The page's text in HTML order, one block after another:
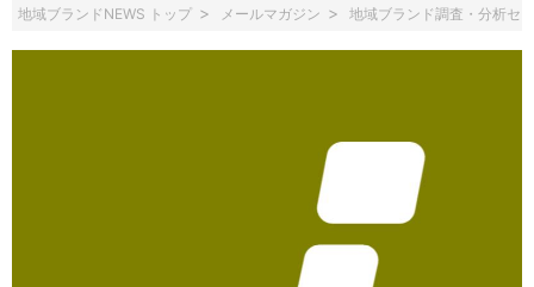
地域ブランドNEWS トップ メールマガジン 地域ブランド調査・分析セ